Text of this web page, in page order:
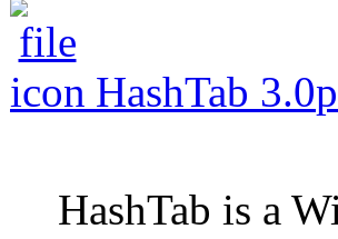
HashTab 3.0
HashTab is a